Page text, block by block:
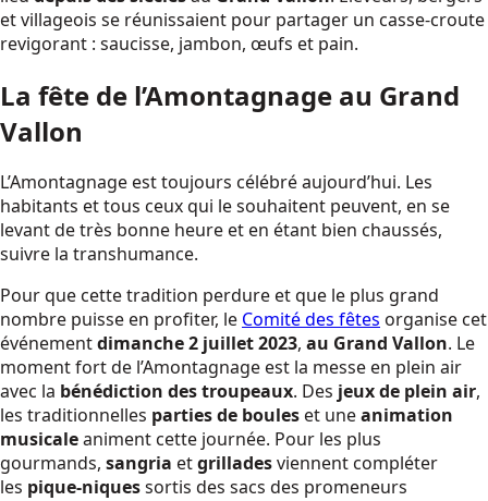
et villageois se réunissaient pour partager un casse-croute
revigorant : saucisse, jambon, œufs et pain.
La fête de l’Amontagnage au Grand
Vallon
L’Amontagnage est toujours célébré aujourd’hui. Les
habitants et tous ceux qui le souhaitent peuvent, en se
levant de très bonne heure et en étant bien chaussés,
suivre la transhumance.
Pour que cette tradition perdure et que le plus grand
nombre puisse en profiter, le Comité des fêtes organise cet
événementdimanche 2 juillet 2023, au Grand Vallon. Le
moment fort de l’Amontagnage est la messe en plein air
avec la bénédiction des troupeaux. Des jeux de plein air,
les traditionnelles parties de boules et uneanimation
musicaleaniment cette journée. Pour les plus
gourmands, sangria etgrilladesviennent compléter
les pique-niquessortis des sacs des promeneurs